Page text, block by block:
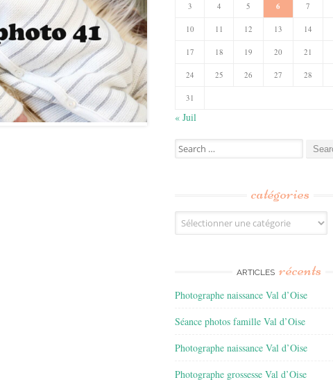
3 4 5 6 7
10 11 12 13 14
17 18 19 20 21
24 25 26 27 28
31
« Juil
Search
for:
catégories
Catégories
ARTICLES récents
Photographe naissance Val d’Oise
Séance photos famille Val d’Oise
Photographe naissance Val d’Oise
Photographe grossesse Val d’Oise